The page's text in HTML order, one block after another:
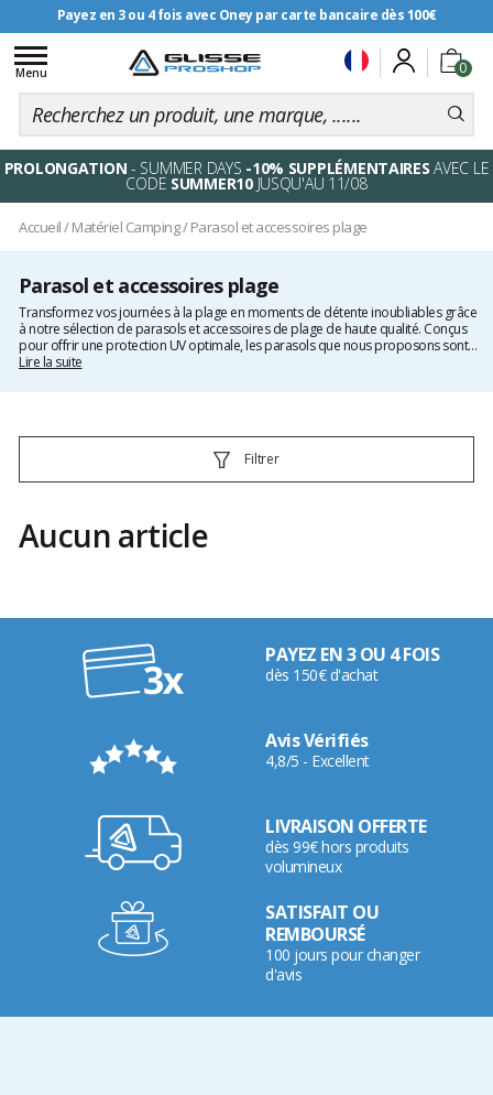
Payez en 3 ou 4 fois avec Oney par carte bancaire dès 100€
Livraison offerte dès 99€
0
Toggle
navigation
Menu
PROLONGATION - SUMMER DAYS -10% SUPPLÉMENTAIRES AVEC LE
CODE SUMMER10JUSQU'AU 11/08
Accueil/Matériel Camping/Parasol et accessoires plage
Parasol et accessoires plage
Transformez vos journées à la plage en moments de détente inoubliables grâce
à notre sélection de parasols et accessoires de plage de haute qualité. Conçus
pour offrir une protection UV optimale, les parasols que nous proposons sont
légers, faciles à installer et parfaits pour toute la famille. Profitez d'une tranquillité
Lire la suite
Filtrer
Aucun article
PAYEZ EN 3 OU 4 FOIS
dès 150€ d'achat
Avis Vérifiés
4,8/5 - Excellent
LIVRAISON OFFERTE
dès 99€ hors produits
volumineux
SATISFAIT OU
REMBOURSÉ
100 jours pour changer
d'avis